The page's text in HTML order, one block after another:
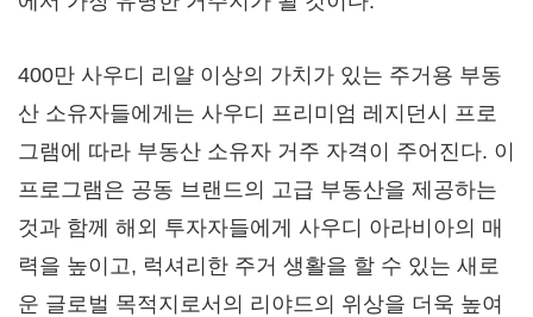
400만 사우디 리얄 이상의 가치가 있는 주거용 부동
산 소유자들에게는 사우디 프리미엄 레지던시 프로
그램에 따라 부동산 소유자 거주 자격이 주어진다. 이
프로그램은 공동 브랜드의 고급 부동산을 제공하는
것과 함께 해외 투자자들에게 사우디 아라비아의 매
력을 높이고, 럭셔리한 주거 생활을 할 수 있는 새로
운 글로벌 목적지로서의 리야드의 위상을 더욱 높여